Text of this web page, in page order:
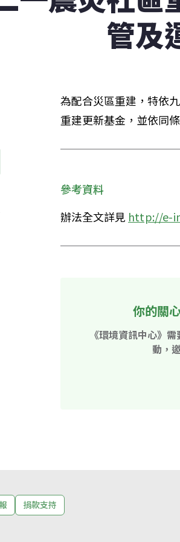
管及
為配合災區重建，特依
重建更新基金，並依同
參考資料
辦法全文詳見 http://e-
你的關
《環境資訊中心》
動，
捐款支持